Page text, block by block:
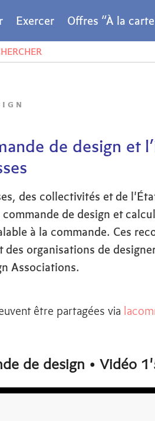
Exercer Offres “À la
de design et
des collectivités et de
de design et
à la commande. Ces
des organisations de
Associations.
être partagées via
de design • Vidéo